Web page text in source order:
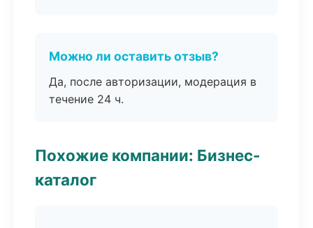
Можно ли оставить отзыв?
Да, после авторизации, модерация в
течение 24 ч.
Похожие компании: Бизнес-
каталог